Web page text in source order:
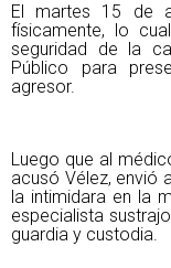
El martes 15 de
físicamente, lo
seguridad de la
Público para
agresor.
Luego que al
acusó Vélez, envió
la intimidara en la
especialista
guardia y custodia.